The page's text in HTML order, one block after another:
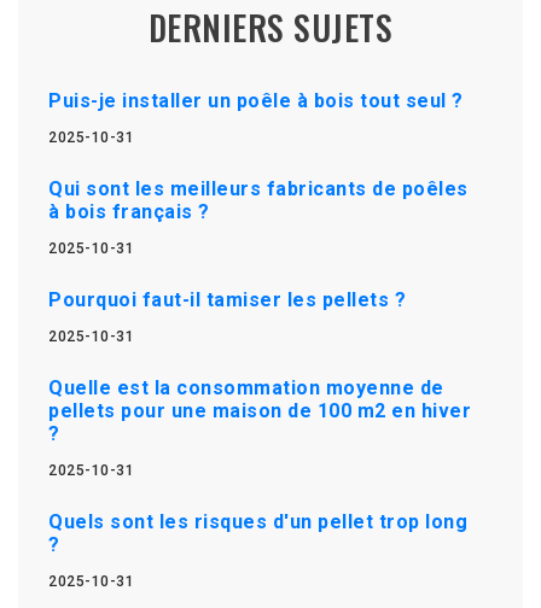
DERNIERS SUJETS
Puis-je installer un poêle à bois tout seul ?
2025-10-31
Qui sont les meilleurs fabricants de poêles
à bois français ?
2025-10-31
Pourquoi faut-il tamiser les pellets ?
2025-10-31
Quelle est la consommation moyenne de
pellets pour une maison de 100 m2 en hiver
?
2025-10-31
Quels sont les risques d'un pellet trop long
?
2025-10-31